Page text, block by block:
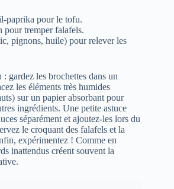
paprika pour le tofu.
pour tremper falafels.
pignons, huile) pour relever les
gardez les brochettes dans un
les éléments très humides
sur un papier absorbant pour
ingrédients. Une petite astuce
séparément et ajoutez-les lors du
le croquant des falafels et la
expérimentez ! Comme en
inattendus créent souvent la